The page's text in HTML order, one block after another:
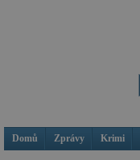
Domů Zprávy Krimi